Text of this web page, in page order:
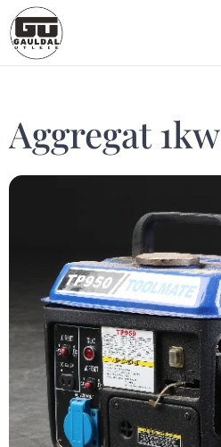
Aggregat 1kw